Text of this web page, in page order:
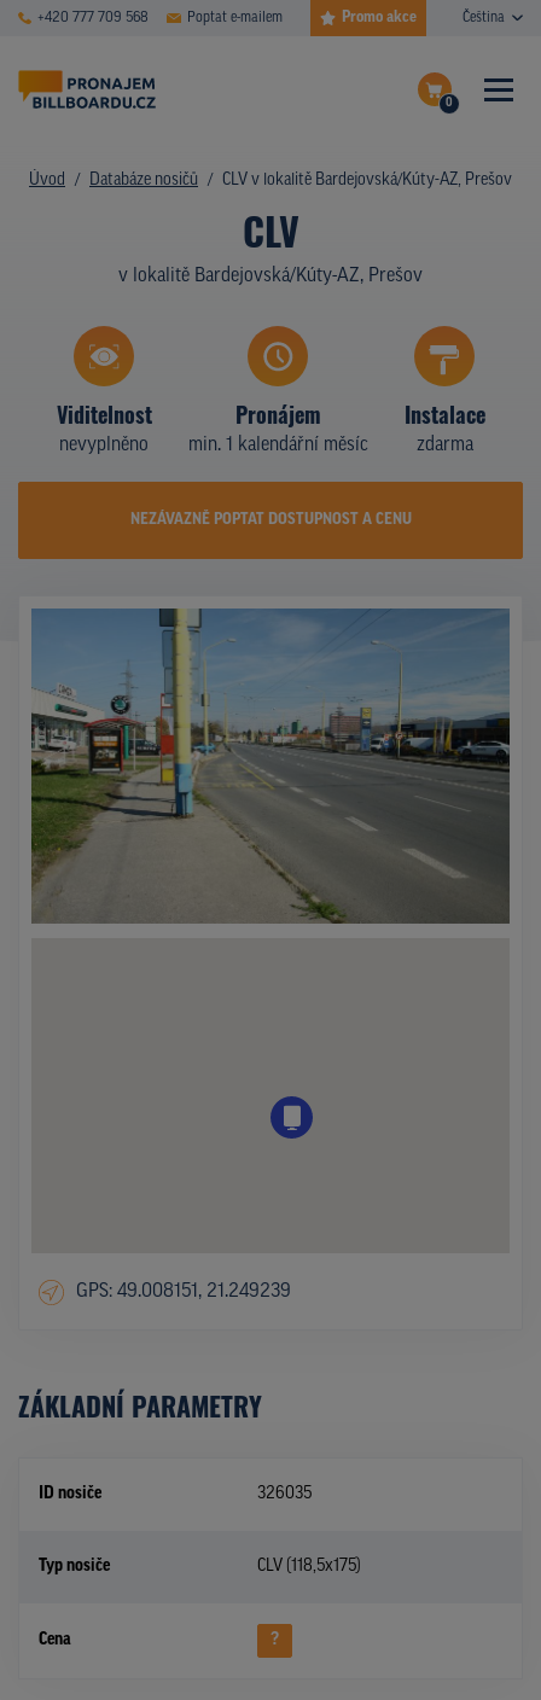
+420 777 709 568 Poptat e-mailem Promo akce Čeština
0
Dokončit poptávku
Zobrazit nosiče na mapě
ČASTÉ DOTAZY
DATABÁZE NOSIČŮ
PLOCHY V AKCI
CENY
Z PRAXE
KDO JSME
PROMO AKCE
Úvod Databáze nosičů CLV v lokalitě Bardejovská/Kúty-AZ, Prešov
CLV
v lokalitě Bardejovská/Kúty-AZ, Prešov
Viditelnost
nevyplněno
Pronájem
min. 1 kalendářní měsíc
Instalace
zdarma
NEZÁVAZNĚ POPTAT DOSTUPNOST A CENU
GPS: 49.008151, 21.249239
ZÁKLADNÍ PARAMETRY
ID nosiče 326035
Typ nosiče CLV (118,5x175)
Cena ?